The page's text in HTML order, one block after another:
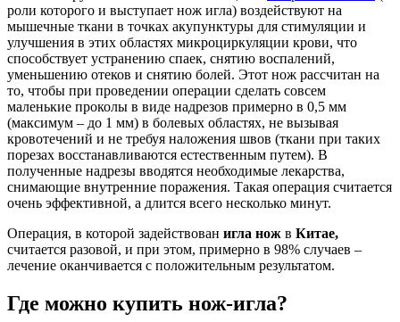
роли которого и выступает нож игла) воздействуют на
мышечные ткани в точках акупунктуры для стимуляции и
улучшения в этих областях микроциркуляции крови, что
способствует устранению спаек, снятию воспалений,
уменьшению отеков и снятию болей. Этот нож рассчитан на
то, чтобы при проведении операции сделать совсем
маленькие проколы в виде надрезов примерно в 0,5 мм
(максимум – до 1 мм) в болевых областях, не вызывая
кровотечений и не требуя наложения швов (ткани при таких
порезах восстанавливаются естественным путем). В
полученные надрезы вводятся необходимые лекарства,
снимающие внутренние поражения. Такая операция считается
очень эффективной, а длится всего несколько минут.
Операция, в которой задействован игла нож в Китае,
считается разовой, и при этом, примерно в 98% случаев –
лечение оканчивается с положительным результатом.
Где можно купить нож-игла?